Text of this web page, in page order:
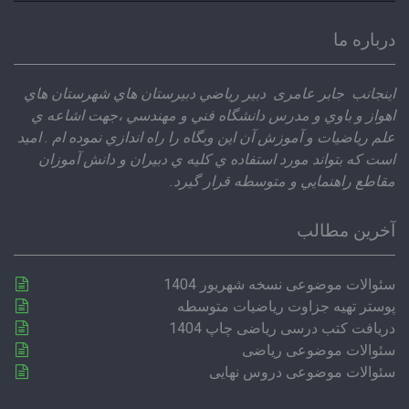
درباره ما
اينجانب جابر عامری دبير رياضي دبيرستان هاي شهرستان هاي
اهواز و باوي و مدرس دانشگاه فني و مهندسي ،‌جهت اشاعه ي
علم رياضيات و آموزش آن اين وبگاه را راه اندازي نموده ام . اميد
است كه بتواند مورد استفاده ي كليه ي دبيران و دانش آموزان
مقاطع راهنمايي و متوسطه قرار گيرد.
آخرین مطالب
سئوالات موضوعی نسخه شهریور 1404
پوستر تهیه جزاوت ریاضیات متوسطه
دریافت کتب درسی ریاضی چاپ 1404
سئوالات موضوعی ریاضی
سئوالات موضوعی دروس نهایی